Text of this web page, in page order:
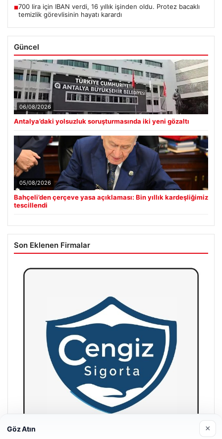
■700 lira için IBAN verdi, 16 yıllık işinden oldu. Protez bacaklı
temizlik görevlisinin hayatı karardı
Güncel
06/08/2026
Antalya’daki yolsuzluk soruşturmasında iki yeni gözaltı
05/08/2026
Bahçeli’den çerçeve yasa açıklaması: Bin yıllık kardeşliğimiz
tescillendi
Son Eklenen Firmalar
Göz Atın ×